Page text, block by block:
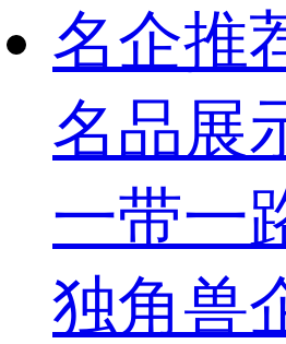
名企推
名品展
一带一
独角兽